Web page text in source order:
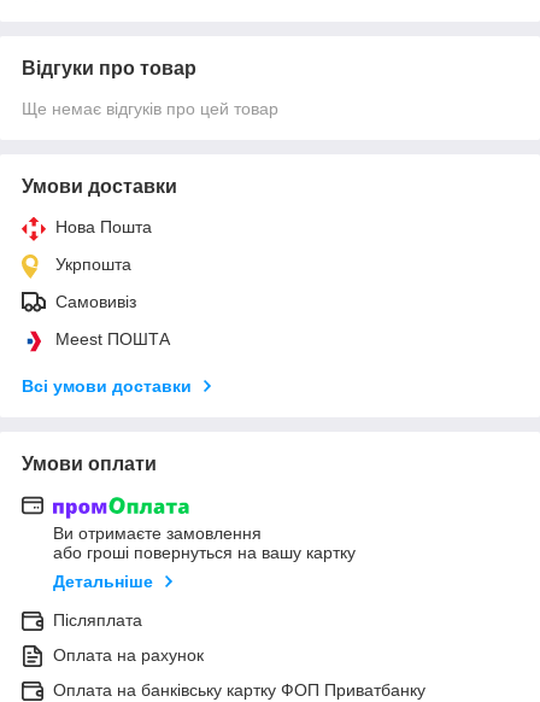
Відгуки про товар
Ще немає відгуків про цей товар
Умови доставки
Нова Пошта
Укрпошта
Самовивіз
Meest ПОШТА
Всі умови доставки
Умови оплати
Ви отримаєте замовлення
або гроші повернуться на вашу картку
Детальніше
Післяплата
Оплата на рахунок
Оплата на банківську картку ФОП Приватбанку